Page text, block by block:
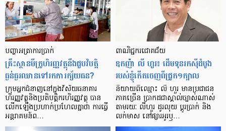
បញ្ហា​អត្រា​ការប្រាក់
គ្រឹះស្ថាន​មីក្រូ​ហិរញ្ញវត្ថុ​នឹង​ជួប​វិបត្តិ​
ធ្ងន់ធ្ងរ​ឈាន​ទៅ​រក​ការ​ក្ស័យធន?
ក្រុម​អ្នក​ជំនាញ​នៅ​ក្នុង​វិស័យ​ធនាគារ
ហិរញ្ញវត្ថុ​និង​ប្រតិបត្តិករ​ហិរញ្ញ​វត្ថុ បាន​​
លើក​ឡើង​ប្រហាក់​ប្រហែល​គ្នា​ថា ការ​ធ្វើ​
អន្តរាគមន៍​ព…
ពាណិជ្ជករជោគជ័យ
ឧកញ៉ា លី ហួរ៖ ដើមទុនរកស៊ីដំបូង
របស់ខ្ញុំកើតចេញពីជ្រូក១ក្បាល
និយាយ​ពី​ឈ្មោះ លី ហួរ មាន​ប្រជាជន​
ភាគ​ច្រើន ប្រាកដ​ជា​ស្គាល់​ច្បាស់​ណាស់
តាមរយៈ លីហួរ ដូរ​លុយ ប្តូរ​បា្រក់ និង​
លក់​មាស នៅ​ផ្សារ​អូរ​ឫ…